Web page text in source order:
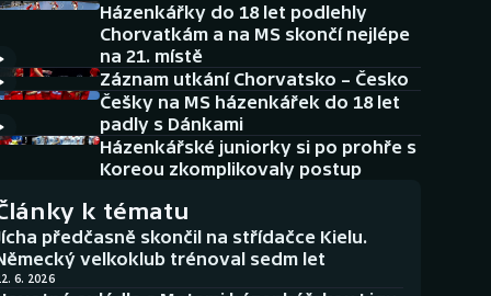
Historické návraty
Aplikace ČT sport
AZ kvíz
Házenkářky do 18 let podlehly
Chorvatkám a na MS skončí nejlépe
na 21. místě
Záznam utkání Chorvatsko – Česko
Češky na MS házenkářek do 18 let
padly s Dánkami
Házenkářské juniorky si po prohře s
Koreou zkomplikovaly postup
k tématu
předčasně skončil na střídačce Kielu.
velkoklub trénoval sedm let
6. 2026